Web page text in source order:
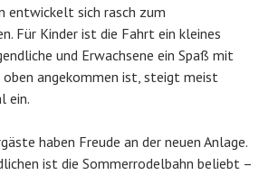
entwickelt sich rasch zum
Für Kinder ist die Fahrt ein kleines
und Erwachsene ein Spaß mit
oben angekommen ist, steigt meist
ein.
haben Freude an der neuen Anlage.
ist die Sommerrodelbahn beliebt –